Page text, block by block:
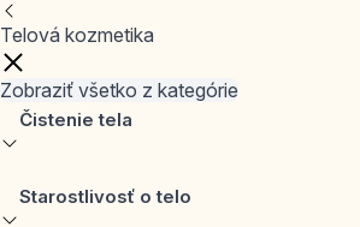
Telová kozmetika
Zobraziť všetko z kategórie
Čistenie tela
Starostlivosť o telo